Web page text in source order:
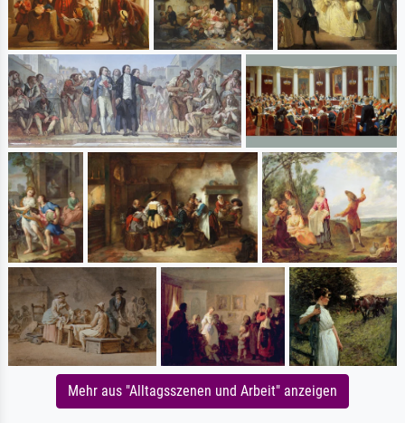
Mehr aus "Alltagsszenen und Arbeit" anzeigen